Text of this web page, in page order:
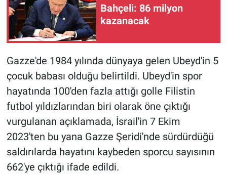
Bahçeli: 86 milyon
kazanacak
Gazze'de 1984 yılında dünyaya gelen Ubeyd'in 5
çocuk babası olduğu belirtildi. Ubeyd'in spor
hayatında 100'den fazla attığı golle Filistin
futbol yıldızlarından biri olarak öne çıktığı
vurgulanan açıklamada, İsrail'in 7 Ekim
2023'ten bu yana Gazze Şeridi'nde sürdürdüğü
saldırılarda hayatını kaybeden sporcu sayısının
662'ye çıktığı ifade edildi.
Kimdir
Koronavirüs
Kültür Sanat
Ne demişti
Nedir
Popüler
Programlar